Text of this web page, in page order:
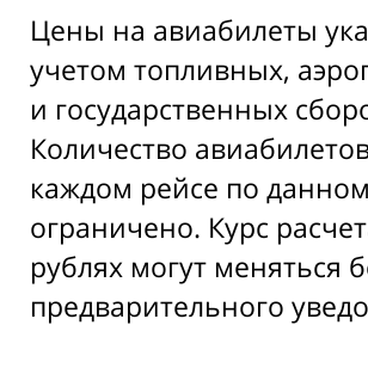
Цены на авиабилеты
учетом топливных,
и государственных
Количество
каждом рейсе по
ограничено. Курс
рублях могут меняться
предварительного